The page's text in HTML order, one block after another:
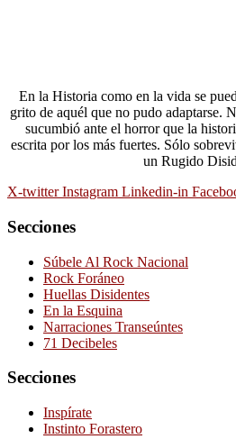
En la Historia como en la vida se
grito de aquél que no pudo adaptarse.
sucumbió ante el horror que la
escrita por los más fuertes. Sólo
un Rugido
X-twitter Instagram Linkedin-in
Secciones
Súbele Al Rock Nacional
Rock Foráneo
Huellas Disidentes
En la Esquina
Narraciones Transeúntes
71 Decibeles
Secciones
Inspírate
Instinto Forastero